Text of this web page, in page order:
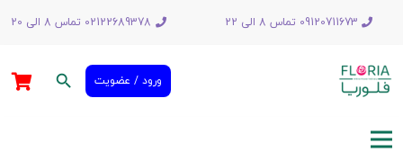
09120711673 تماس 8 الی 22 02122689378 تماس 8 الی 20
ورود / عضویت search